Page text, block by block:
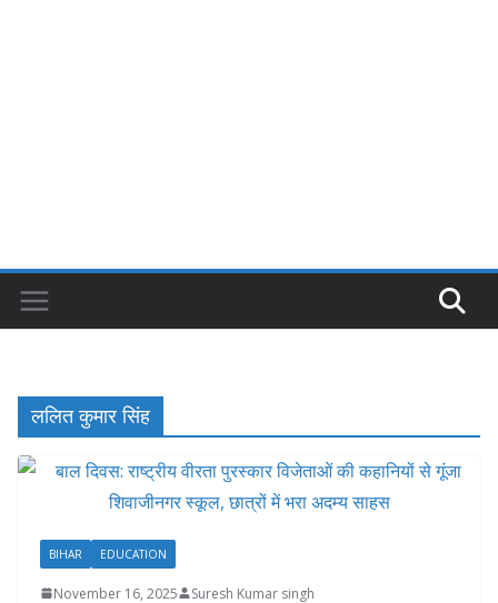
ललित कुमार सिंह
BIHAR EDUCATION
November 16, 2025 Suresh Kumar singh